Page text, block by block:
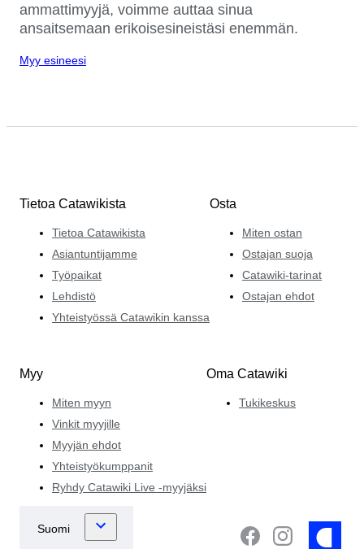
ammattimyyjä, voimme auttaa sinua
ansaitsemaan erikoisesineistäsi enemmän.
Myy esineesi
Tietoa Catawikista
Tietoa Catawikista
Asiantuntijamme
Työpaikat
Lehdistö
Yhteistyössä Catawikin kanssa
Osta
Miten ostan
Ostajan suoja
Catawiki-tarinat
Ostajan ehdot
Myy
Miten myyn
Vinkit myyjille
Myyjän ehdot
Yhteistyökumppanit
Ryhdy Catawiki Live -myyjäksi
Oma Catawiki
Tukikeskus